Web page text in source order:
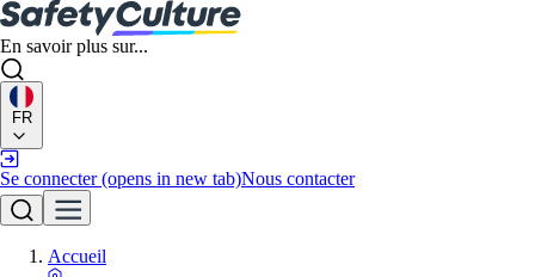
En savoir plus sur...
FR
Se connecter (opens in new tab)Nous contacter
Accueil